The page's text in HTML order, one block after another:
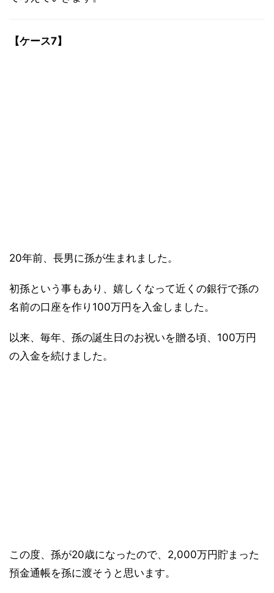
【ケース7】
20年前、長男に孫が生まれました。
初孫という事もあり、嬉しくなって近くの銀行で孫の
名前の口座を作り100万円を入金しました。
以来、毎年、孫の誕生日のお祝いを贈る頃、100万円
の入金を続けました。
この度、孫が20歳になったので、2,000万円貯まった
預金通帳を孫に渡そうと思います。